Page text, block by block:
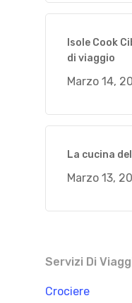
Isole Cook
di viaggio
Marzo 14,
La cucina
Marzo 13,
Servizi Di
Crociere